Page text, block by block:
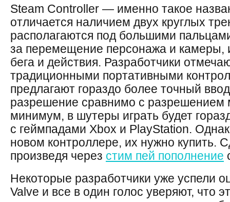
Steam Controller — именно такое
отличается наличием двух круглых
располагаются под большими
за перемещение персонажа и камеры,
бега и действия. Разработчики
традиционными портативными
предлагают гораздо более точный
разрешение сравнимо с разрешением
минимум, в шутеры играть будет
с геймпадами Xbox и PlayStation.
новом контроллере, их нужно купить.
произведя через стим пей пополнение
Некоторые разработчики уже успели
Valve и все в один голос уверяют, что